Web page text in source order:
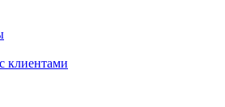
клиентами